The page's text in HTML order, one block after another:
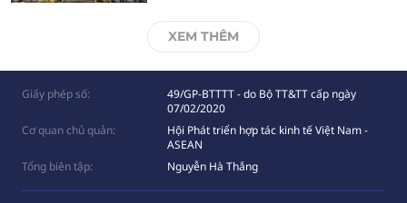
XEM THÊM
Giấy phép số:
49/GP-BTTTT - do Bộ TT&TT cấp ngày
07/02/2020
Cơ quan chủ quản:
Hội Phát triển hợp tác kinh tế Việt Nam -
ASEAN
Tổng biên tập:
Nguyễn Hà Thắng